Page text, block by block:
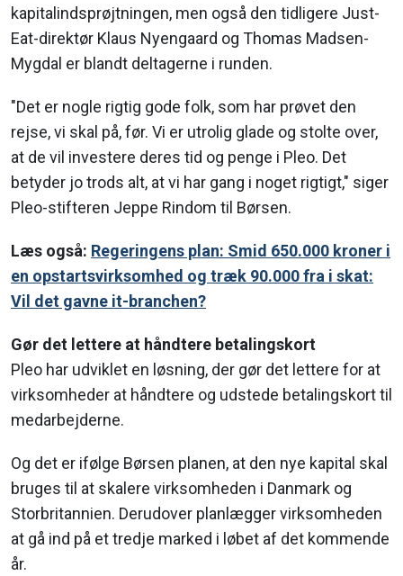
kapitalindsprøjtningen, men også den tidligere Just-
Eat-direktør Klaus Nyengaard og Thomas Madsen-
Mygdal er blandt deltagerne i runden.
"Det er nogle rigtig gode folk, som har prøvet den
rejse, vi skal på, før. Vi er utrolig glade og stolte over,
at de vil investere deres tid og penge i Pleo. Det
betyder jo trods alt, at vi har gang i noget rigtigt," siger
Pleo-stifteren Jeppe Rindom til Børsen.
Læs også: Regeringens plan: Smid 650.000 kroner i
en opstartsvirksomhed og træk 90.000 fra i skat:
Vil det gavne it-branchen?
Gør det lettere at håndtere betalingskort
Pleo har udviklet en løsning, der gør det lettere for at
virksomheder at håndtere og udstede betalingskort til
medarbejderne.
Og det er ifølge Børsen planen, at den nye kapital skal
bruges til at skalere virksomheden i Danmark og
Storbritannien. Derudover planlægger virksomheden
at gå ind på et tredje marked i løbet af det kommende
år.